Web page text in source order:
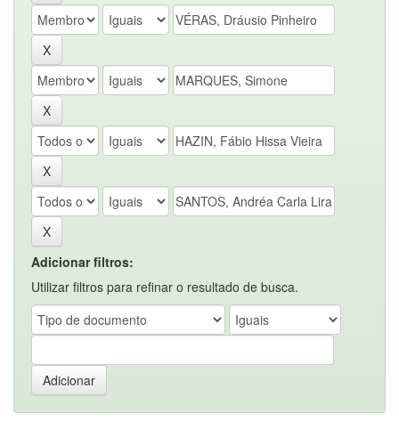
Adicionar filtros:
Utilizar filtros para refinar o resultado de busca.